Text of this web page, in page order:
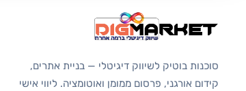
סוכנות בוטיק לשיווק דיגיטלי — בניית אתרים,
קידום אורגני, פרסום ממומן ואוטומציה. ליווי אישי